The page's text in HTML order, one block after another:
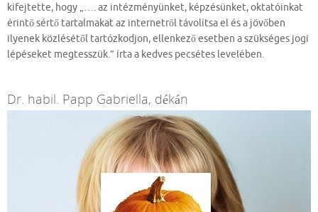
kifejtette, hogy „…. az intézményünket, képzésünket, oktatóinkat
érintő sértő tartalmakat az internetről távolítsa el és a jövőben
ilyenek közlésétől tartózkodjon, ellenkező esetben a szükséges jogi
lépéseket megtesszük.” írta a kedves pecsétes levelében.
Dr. habil. Papp Gabriella, dékán